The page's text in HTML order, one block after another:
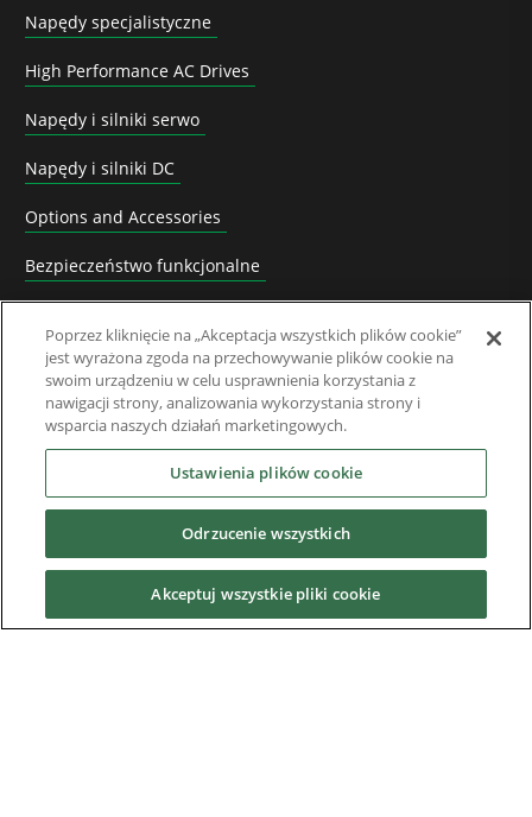
Napędy specjalistyczne
High Performance AC Drives
Napędy i silniki serwo
Napędy i silniki DC
Options and Accessories
Bezpieczeństwo funkcjonalne
Rozwiązania systemowe
Superseded Products
Usługi
News & Media
Poprzez kliknięcie na „Akceptacja wszystkich plików cookie”
jest wyrażona zgoda na przechowywanie plików cookie na
swoim urządzeniu w celu usprawnienia korzystania z
nawigacji strony, analizowania wykorzystania strony i
wsparcia naszych działań marketingowych.
Ustawienia plików cookie
Odrzucenie wszystkich
Akceptuj wszystkie pliki cookie